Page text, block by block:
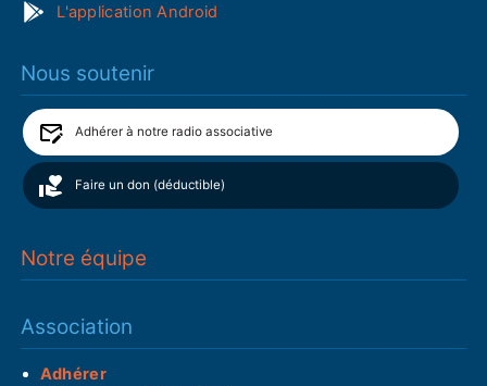
L'application Android
Nous soutenir
Adhérer à notre radio associative
Faire un don (déductible)
Notre équipe
Association
Adhérer